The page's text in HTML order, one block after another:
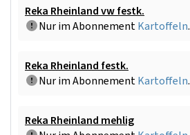
Reka Rheinland vw festk.
Nur im AbonnementKartoffeln.
Reka Rheinland festk.
Nur im AbonnementKartoffeln.
Reka Rheinland mehlig